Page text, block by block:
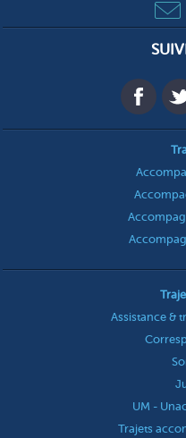
Assistance &
UM -
Trajets